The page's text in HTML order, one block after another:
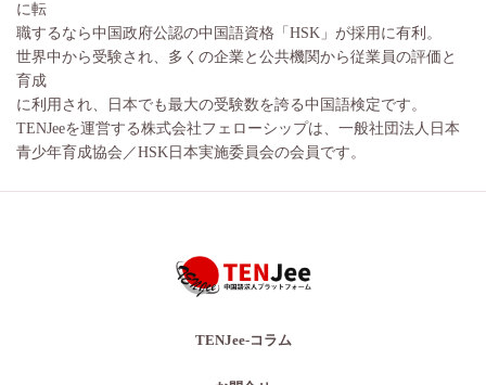
に転
職するなら中国政府公認の中国語資格「HSK」が採用に有利。
世界中から受験され、多くの企業と公共機関から従業員の評価と
育成
に利用され、日本でも最大の受験数を誇る中国語検定です。
TENJeeを運営する株式会社フェローシップは、一般社団法人日本
青少年育成協会／HSK日本実施委員会の会員です。
TENJee-コラム